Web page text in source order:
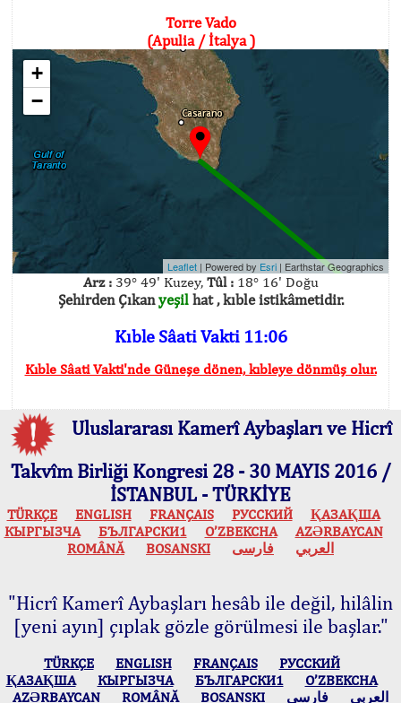
Torre Vado
(Apulia / İtalya )
+
−
Leaflet | Powered by Esri | Earthstar Geographics
Arz :39° 49' Kuzey, Tûl :18° 16' Doğu
Şehirden Çıkanyeşilhat , kıble istikâmetidir.
Kıble Sâati Vakti 11:06
Kıble Sâati Vakti'nde Güneşe dönen, kıbleye dönmüş olur.
Uluslararası Kamerî Aybaşları ve Hicrî
Takvîm Birliği Kongresi 28 - 30 MAYIS 2016 /
İSTANBUL - TÜRKİYE
TÜRKÇE ENGLISH FRANÇAIS РУССКИЙ
ҚАЗАҚША
КЫPГЫЗЧA
БЪЛГАРСКИ1 O’ZBEKCHA
AZӘRBAYCAN
ROMÂNĂ
BOSANSKI العربي فارسی
"Hicrî Kamerî Aybaşları hesâb ile değil, hilâlin
[yeni ayın] çıplak gözle görülmesi ile başlar."
TÜRKÇE ENGLISH FRANÇAIS
РУССКИЙ
ҚАЗАҚША
КЫPГЫЗЧA БЪЛГАРСКИ1
O’ZBEKCHA
AZӘRBAYCAN
ROMÂNĂ BOSANSKI العربي فارسی